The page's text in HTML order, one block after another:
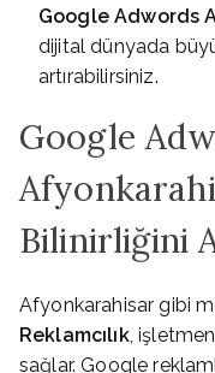
Google Adwords
dijital dünyada
artırabilirsiniz.
Google
Bilinirliğini
Afyonkarahisar gibi
Reklamcılık,
sağlar. Google